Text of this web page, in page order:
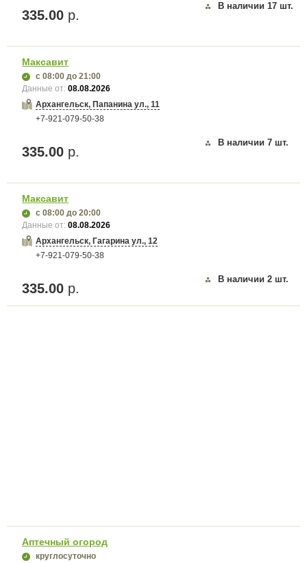
335.00 р.
В наличии 17 шт.
Максавит
с 08:00 до 21:00
Данные от:08.08.2026
Архангельск, Папанина ул., 11
+7-921-079-50-38
335.00 р.
В наличии 7 шт.
Максавит
с 08:00 до 20:00
Данные от:08.08.2026
Архангельск, Гагарина ул., 12
+7-921-079-50-38
335.00 р.
В наличии 2 шт.
Аптечный огород
круглосуточно